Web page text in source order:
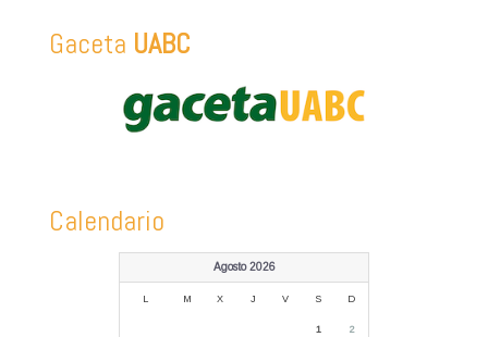
Gaceta UABC
Calendario
Agosto 2026
L M X J V S D
1 2